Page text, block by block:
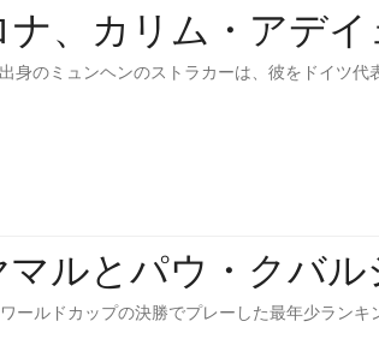
ナ、カリム・アデ
身のミュンヘンのストラカーは、彼をドイツ
ルとパウ・クバ
ールドカップの決勝でプレーした最年少ランキ